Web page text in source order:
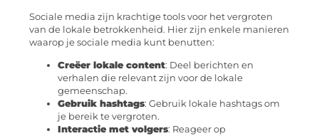
Sociale media zijn krachtige tools voor het vergroten
van de lokale betrokkenheid. Hier zijn enkele manieren
waarop je sociale media kunt benutten:
Creëer lokale content: Deel berichten en
verhalen die relevant zijn voor de lokale
gemeenschap.
Gebruik hashtags: Gebruik lokale hashtags om
je bereik te vergroten.
Interactie met volgers: Reageer op